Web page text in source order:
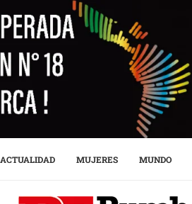
ACTUALIDAD MUJERES MUNDO